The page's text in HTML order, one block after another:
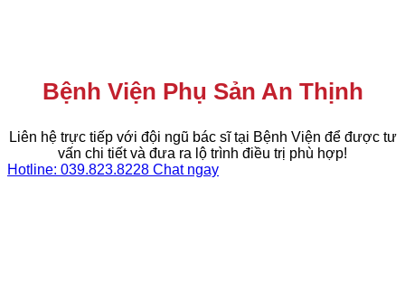
Bệnh Viện Phụ Sản An Thịnh
Liên hệ trực tiếp với đội ngũ bác sĩ tại Bệnh Viện để được tư
vấn chi tiết và đưa ra lộ trình điều trị phù hợp!
Hotline: 039.823.8228 Chat ngay